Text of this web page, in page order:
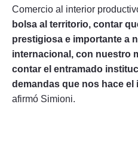
Comercio al interior
bolsa al territorio, contar
prestigiosa e importante a
internacional, con nuestro
contar el entramado
demandas que nos hace
afirmó Simioni.